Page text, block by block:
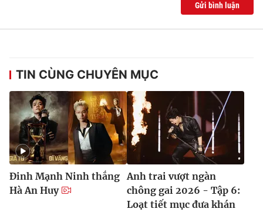
Gửi bình luận
TIN CÙNG CHUYÊN MỤC
Đinh Mạnh Ninh thắng
Hà An Huy
Anh trai vượt ngàn
chông gai 2026 - Tập 6:
Loạt tiết mục đưa khán